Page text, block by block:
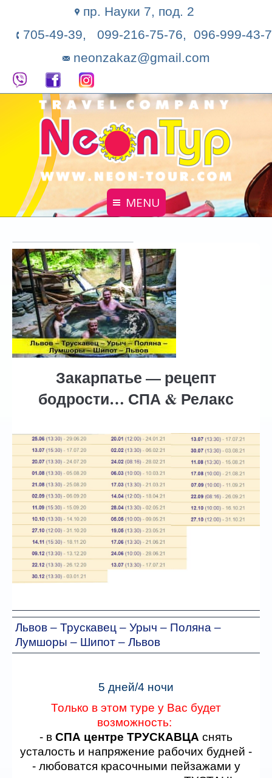
пр. Науки 7, под. 2
705-49-39, 099-216-75-76, 096-999-43-
neonzakaz@gmail.com
MENU
Поиск тура
Автобусные туры
ГОРЯЩИЕ ТУРЫ
туры дня
Контакты
Закарпатье — рецепт
бодрости… СПА & Релакс
Львов – Трускавец – Урыч – Поляна –
Лумшоры – Шипот – Львов
5 дней/4 ночи
Только в этом туре у Вас будет
возможность:
- в СПА центре ТРУСКАВЦА снять
усталость и напряжение рабочих будней -
- любоватся красочными пейзажами у